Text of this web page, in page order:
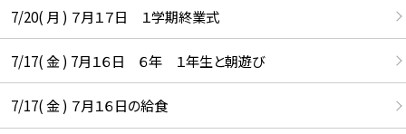
7/20( 月 ) ７月１７日 １学期終業式
7/17( 金 ) 7月１６日 ６年 １年生と朝遊び
7/17( 金 ) ７月１６日の給食